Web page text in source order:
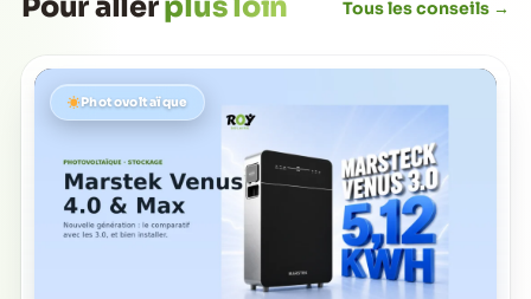
Pour allerplus loin Tous les conseils →
Photovoltaïque